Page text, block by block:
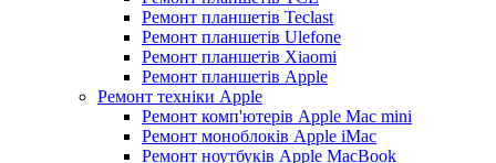
Ремонт планшетів Teclast
Ремонт планшетів Ulefone
Ремонт планшетів Xiaomi
Ремонт планшетів Apple
Ремонт техніки Apple
Ремонт комп'ютерів Apple Mac mini
Ремонт моноблоків Apple iMac
Ремонт ноутбуків Apple MacBook